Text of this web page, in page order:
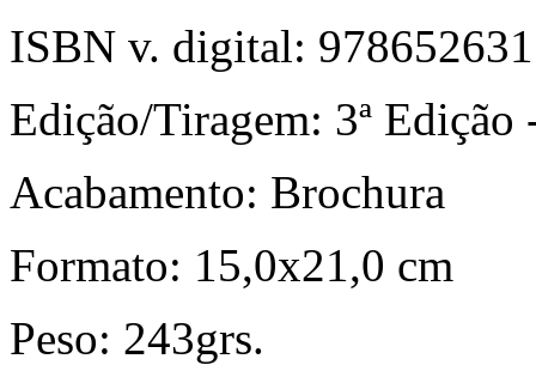
ISBN v. digital:
Edição/Tiragem: 3ª Edição
Acabamento: Brochura
Formato: 15,0x21,0 cm
Peso: 243grs.